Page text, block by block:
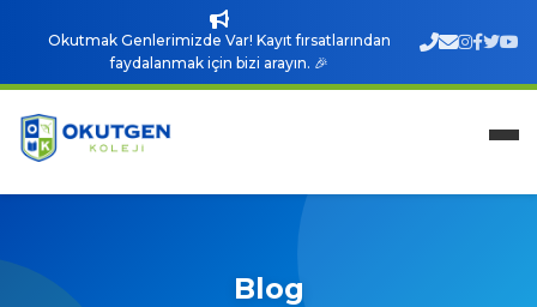
Okutmak Genlerimizde Var! Kayıt fırsatlarından
faydalanmak için bizi arayın. 🎉
Blog